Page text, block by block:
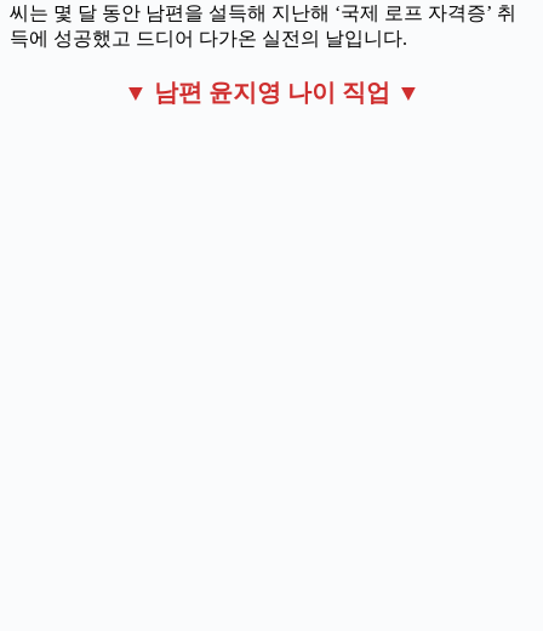
씨는 몇 달 동안 남편을 설득해 지난해 ‘국제 로프 자격증’ 취
득에 성공했고 드디어 다가온 실전의 날입니다.
▼ 남편 윤지영 나이 직업 ▼